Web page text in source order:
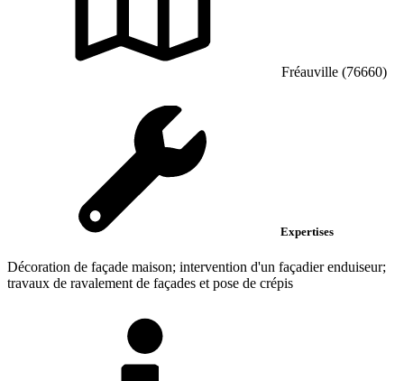
Fréauville (76660)
Expertises
Décoration de façade maison; intervention d'un façadier enduiseur;
travaux de ravalement de façades et pose de crépis